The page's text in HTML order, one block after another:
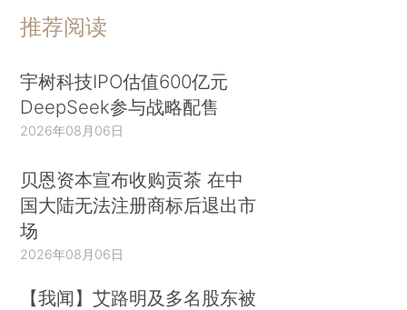
推荐阅读
宇树科技IPO估值600亿元
DeepSeek参与战略配售
2026年08月06日
贝恩资本宣布收购贡茶 在中
国大陆无法注册商标后退出市
场
2026年08月06日
【我闻】艾路明及多名股东被